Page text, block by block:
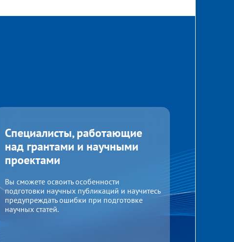
Специалисты, работающие
над грантами и научными
проектами
Вы сможете освоить особенности
подготовки научных публикаций и научитесь
предупреждать ошибки при подготовке
научных статей.